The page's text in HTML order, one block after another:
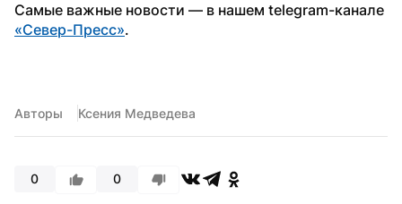
«Север-Пресс».
Авторы Ксения Медведева
0 0